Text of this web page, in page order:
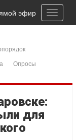
Toggle
эфир
Опросы
для